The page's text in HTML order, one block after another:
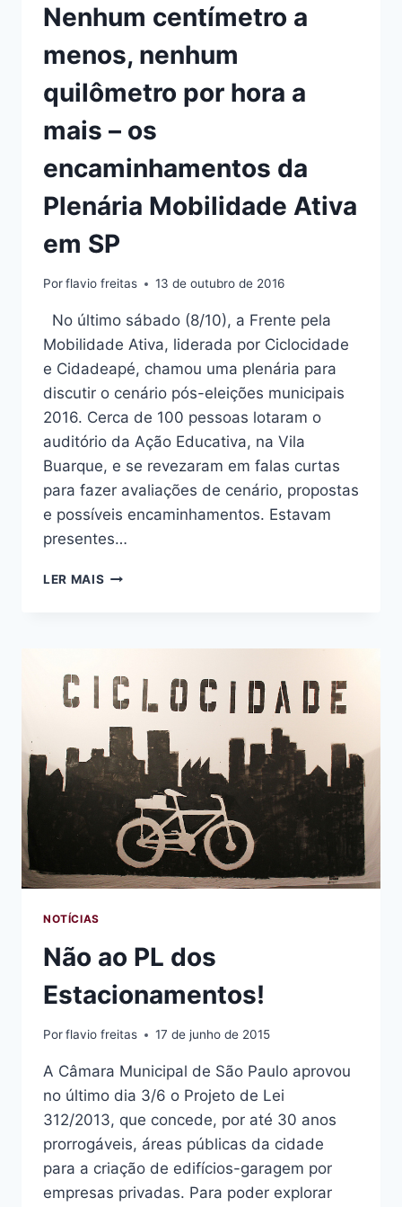
Nenhum centímetro a
menos, nenhum
quilômetro por hora a
mais – os
encaminhamentos da
Plenária Mobilidade Ativa
em SP
Porflavio freitas 13 de outubro de 2016
No último sábado (8/10), a Frente pela
Mobilidade Ativa, liderada por Ciclocidade
e Cidadeapé, chamou uma plenária para
discutir o cenário pós-eleições municipais
2016. Cerca de 100 pessoas lotaram o
auditório da Ação Educativa, na Vila
Buarque, e se revezaram em falas curtas
para fazer avaliações de cenário, propostas
e possíveis encaminhamentos. Estavam
presentes…
LER MAIS NENHUM
POR
HORA
A
MAIS
–
OS
ENCAMINHAMENTOS
PLENÁRIA
MOBILIDADE
ATIVA
NOTÍCIAS
Não ao PL dos
Estacionamentos!
Porflavio freitas 17 de junho de 2015
A Câmara Municipal de São Paulo aprovou
no último dia 3/6 o Projeto de Lei
312/2013, que concede, por até 30 anos
prorrogáveis, áreas públicas da cidade
para a criação de edifícios-garagem por
empresas privadas. Para poder explorar